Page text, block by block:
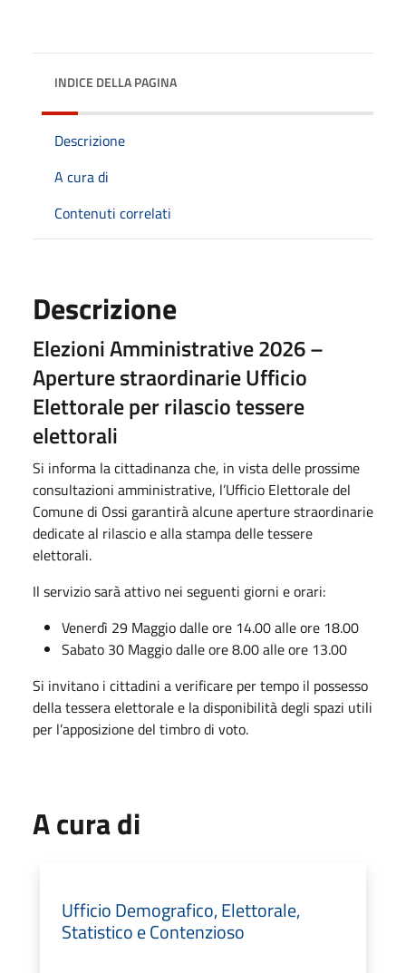
INDICE DELLA PAGINA
Descrizione
A cura di
Contenuti correlati
Descrizione
Elezioni Amministrative 2026 –
Aperture straordinarie Ufficio
Elettorale per rilascio tessere
elettorali
Si informa la cittadinanza che, in vista delle prossime
consultazioni amministrative, l’Ufficio Elettorale del
Comune di Ossi garantirà alcune aperture straordinarie
dedicate al rilascio e alla stampa delle tessere
elettorali.
Il servizio sarà attivo nei seguenti giorni e orari:
Venerdì 29 Maggio dalle ore 14.00 alle ore 18.00
Sabato 30 Maggio dalle ore 8.00 alle ore 13.00
Si invitano i cittadini a verificare per tempo il possesso
della tessera elettorale e la disponibilità degli spazi utili
per l’apposizione del timbro di voto.
A cura di
Ufficio Demografico, Elettorale,
Statistico e Contenzioso